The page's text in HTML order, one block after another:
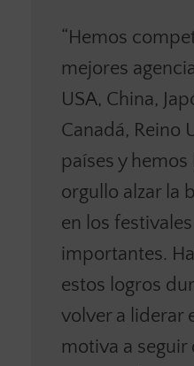
“Hemos
mejores
USA, China,
Canadá, Reino
países y
orgullo alzar la
en los
importantes.
estos logros
volver a liderar
motiva a